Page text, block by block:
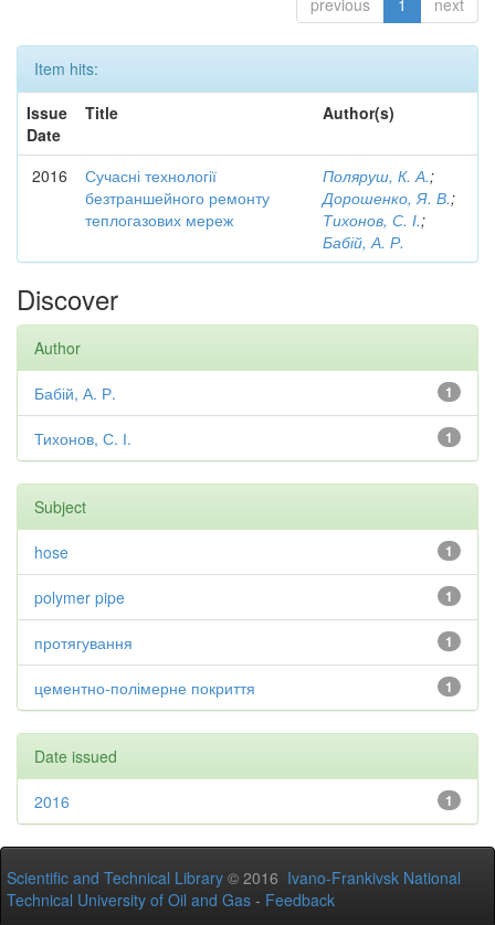
previous 1 next
Item hits:
Issue
Date
Title Author(s)
2016
Сучасні технології
безтраншейного ремонту
теплогазових мереж
Поляруш, К. А.;
Дорошенко, Я. В.;
Тихонов, С. І.;
Бабій, А. Р.
Discover
Author
1
Бабій, А. Р.
1
Тихонов, С. І.
Subject
1
hose
1
polymer pipe
1
протягування
1
цементно-полімерне покриття
Date issued
1
2016
Scientific and Technical Library © 2016 Ivano-Frankivsk National
Technical University of Oil and Gas - Feedback